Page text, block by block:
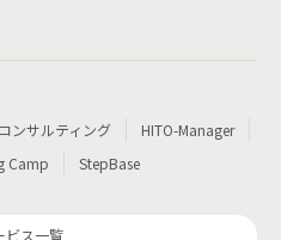
ンサルティング
HITO-Manager
Camp StepBase
ビス一覧